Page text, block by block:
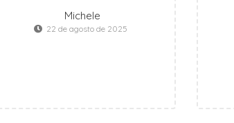
Michele
22 de agosto de 2025